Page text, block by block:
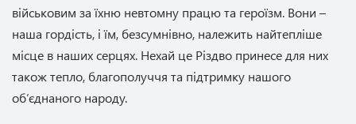
військовим за їхню невтомну працю та героїзм. Вони –
наша гордість, і їм, безсумнівно, належить найтепліше
місце в наших серцях. Нехай це Різдво принесе для них
також тепло, благополуччя та підтримку нашого
об’єднаного народу.